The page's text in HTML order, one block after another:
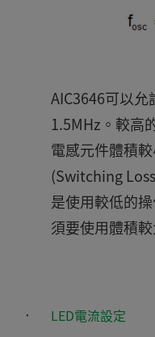
AIC3646可以
1.5MHz。較高
電感元件體積
(Switching
是使用較低的
須要使用體積
‧ LED電流設定